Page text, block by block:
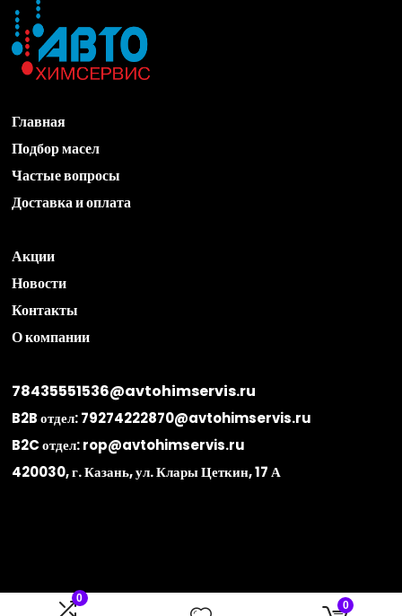
0
0
Главная
Подбор масел
Частые вопросы
Доставка и оплата
Акции
Новости
Контакты
О компании
78435551536@avtohimservis.ru
B2B отдел:79274222870@avtohimservis.ru
B2C отдел:rop@avtohimservis.ru
420030, г. Казань, ул. Клары Цеткин, 17 А